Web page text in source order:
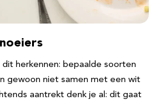
dit herkennen: bepaalde soorten
gewoon niet samen met een wit
aantrekt denk je al: dit gaat